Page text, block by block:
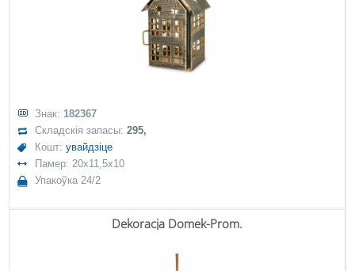
Знак: 182367
Складскія запасы:295,
Кошт:увайдзіце
Памер: 20x11,5x10
Упакоўка 24/2
Dekoracja Domek-Prom.